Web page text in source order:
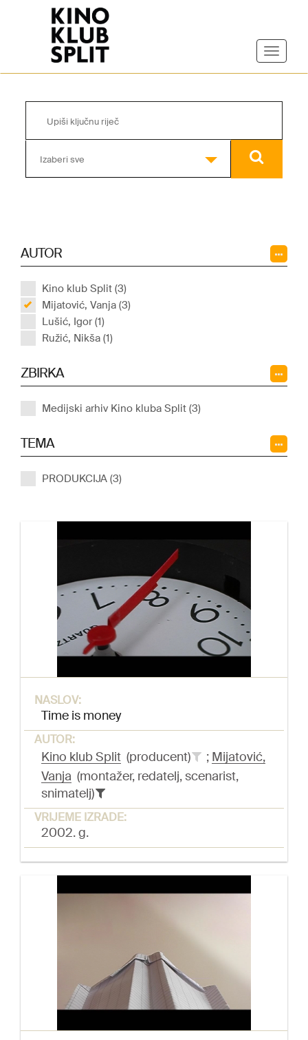
Izaberi sve
AUTOR
Kino klub Split (3)
Mijatović, Vanja (3)
Lušić, Igor (1)
Ružić, Nikša (1)
ZBIRKA
Medijski arhiv Kino kluba Split (3)
TEMA
PRODUKCIJA (3)
NASLOV:
Time is money
AUTOR:
Kino klub Split (producent) ; Mijatović,
Vanja (montažer, redatelj, scenarist,
snimatelj)
VRIJEME IZRADE:
2002. g.